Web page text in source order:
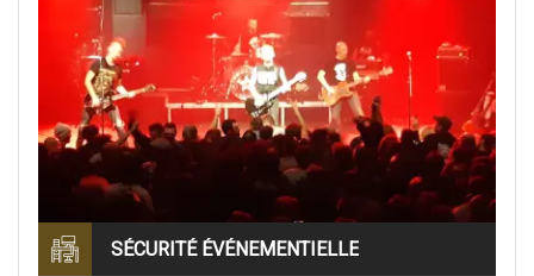
SÉCURITÉ ÉVÉNEMENTIELLE